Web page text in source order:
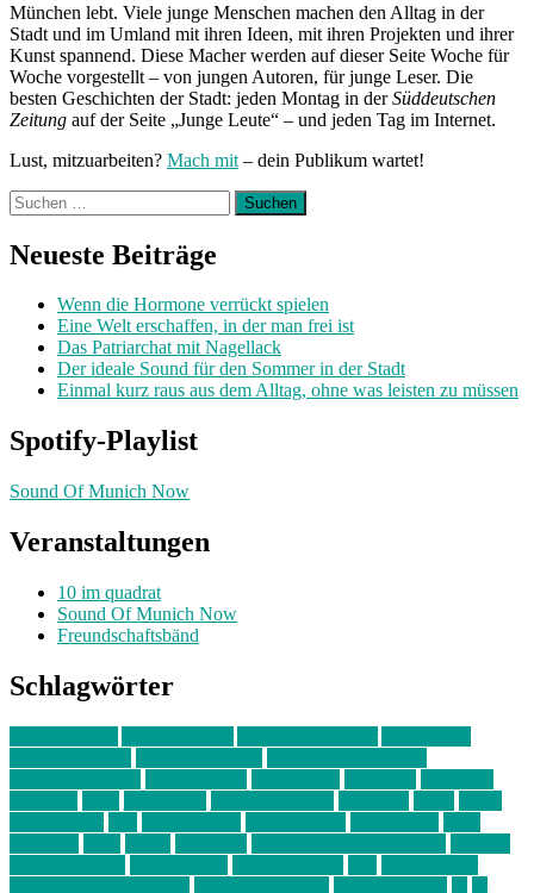
München lebt. Viele junge Menschen machen den Alltag in der
Stadt und im Umland mit ihren Ideen, mit ihren Projekten und ihrer
Kunst spannend. Diese Macher werden auf dieser Seite Woche für
Woche vorgestellt – von jungen Autoren, für junge Leser. Die
besten Geschichten der Stadt: jeden Montag in derSüddeutschen
Zeitung auf der Seite „Junge Leute“ – und jeden Tag im Internet.
Lust, mitzuarbeiten? Mach mit – dein Publikum wartet!
Suchen
nach:
Neueste Beiträge
Wenn die Hormone verrückt spielen
Eine Welt erschaffen, in der man frei ist
Das Patriarchat mit Nagellack
Der ideale Sound für den Sommer in der Stadt
Einmal kurz raus aus dem Alltag, ohne was leisten zu müssen
Spotify-Playlist
Sound Of Munich Now
Veranstaltungen
10 im quadrat
Sound Of Munich Now
Freundschaftsbänd
Schlagwörter